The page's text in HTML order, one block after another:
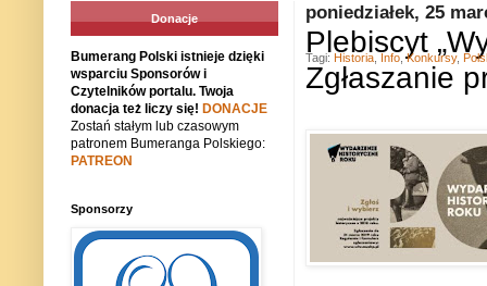
poniedziałek, 25
Plebiscyt
Zgłaszanie
Tagi: Historia Info ,Konkursy,
Donacje
Bumerang Polski istnieje dzięki
wsparciu Sponsorów i
Czytelników portalu. Twoja
donacja też liczy się! DONACJE
Zostań stałym lub czasowym
patronem Bumeranga Polskiego:
PATREON
Sponsorzy